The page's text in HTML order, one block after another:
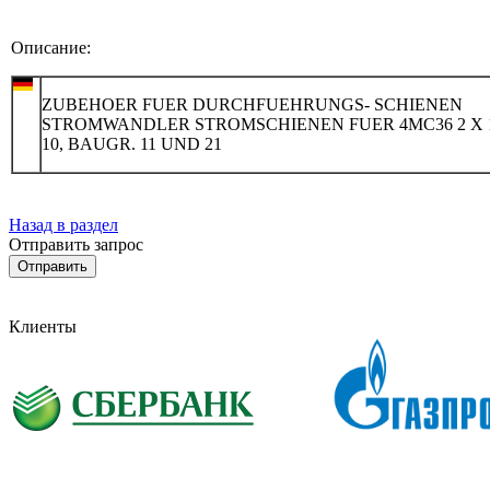
Описание:
ZUBEHOER FUER DURCHFUEHRUNGS- SCHIENEN
STROMWANDLER STROMSCHIENEN FUER 4MC36 2 X
10, BAUGR. 11 UND 21
Назад в раздел
Отправить запрос
Клиенты